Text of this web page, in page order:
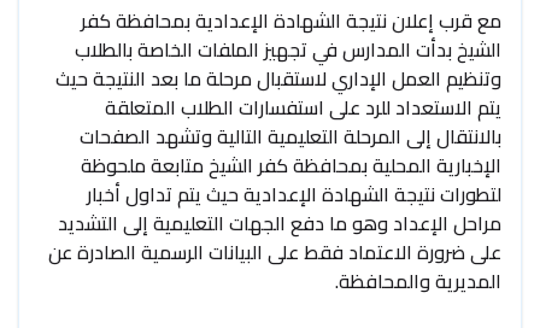
مع قرب إعلان نتيجة الشهادة الإعدادية بمحافظة كفر
الشيخ بدأت المدارس في تجهيز الملفات الخاصة بالطلاب
وتنظيم العمل الإداري لاستقبال مرحلة ما بعد النتيجة حيث
يتم الاستعداد للرد على استفسارات الطلاب المتعلقة
بالانتقال إلى المرحلة التعليمية التالية وتشهد الصفحات
الإخبارية المحلية بمحافظة كفر الشيخ متابعة ملحوظة
لتطورات نتيجة الشهادة الإعدادية حيث يتم تداول أخبار
مراحل الإعداد وهو ما دفع الجهات التعليمية إلى التشديد
على ضرورة الاعتماد فقط على البيانات الرسمية الصادرة عن
المديرية والمحافظة.